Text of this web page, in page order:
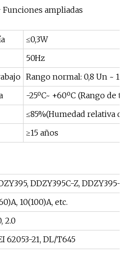
ampliadas
≤0,3W
50Hz
Rango normal: 0,8 Un ~
-25ºC~ +60ºC (Rango de
≤85%(Humedad relativa
≥15 años
DDZY395C-Z, DDZY395-Z
10(100)A, etc.
2.0
62053-21, DL/T645